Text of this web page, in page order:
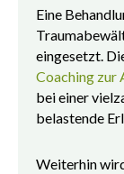
Eine
eingesetzt.
Coaching zur
bei einer
belastende
Weiterhin